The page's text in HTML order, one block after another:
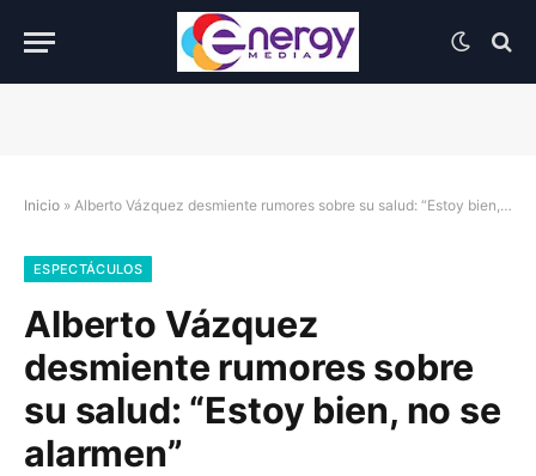
Inicio » Alberto Vázquez desmiente rumores sobre su salud: “Estoy bien, no se alarmen”
ESPECTÁCULOS
Alberto Vázquez
desmiente rumores sobre
su salud: “Estoy bien, no se
alarmen”